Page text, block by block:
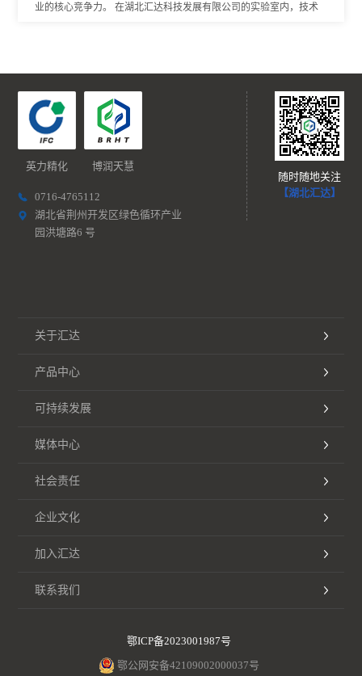
业的核心竞争力。 在湖北汇达科技发展有限公司的实验室内，技术
英力精化 博润天慧
0716-4765112
湖北省荆州开发区绿色循环产业
园洪塘路6 号
随时随地关注
【湖北汇达】
关于汇达
产品中心
可持续发展
媒体中心
社会责任
企业文化
加入汇达
联系我们
鄂ICP备2023001987号
鄂公网安备42109002000037号